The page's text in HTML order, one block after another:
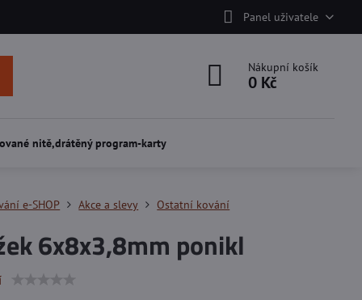
Panel uživatele
Nákupní košík
0 Kč
nitě,drátěný program-karty
e-SHOP Akce a slevy Ostatní kování
6x8x3,8mm ponikl